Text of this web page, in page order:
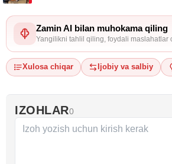
Zamin AI bilan muhokama qiling
Yangilikni tahlil qiling, foydali maslahatlar
Xulosa chiqar Ijobiy va salbiy
IZOHLAR0